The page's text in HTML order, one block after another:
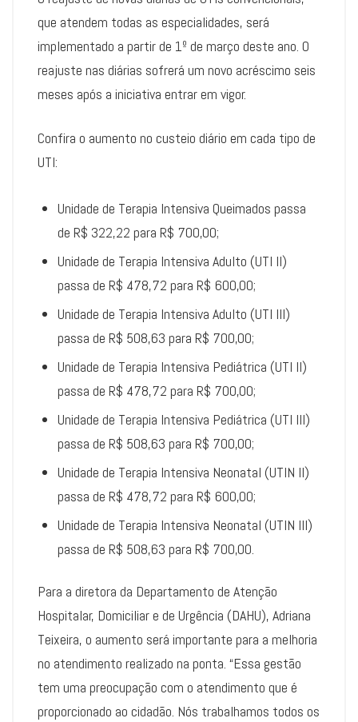
que atendem todas as especialidades, será
implementado a partir de 1º de março deste ano. O
reajuste nas diárias sofrerá um novo acréscimo seis
meses após a iniciativa entrar em vigor.
Confira o aumento no custeio diário em cada tipo de
UTI:
Unidade de Terapia Intensiva Queimados passa
de R$ 322,22 para R$ 700,00;
Unidade de Terapia Intensiva Adulto (UTI II)
passa de R$ 478,72 para R$ 600,00;
Unidade de Terapia Intensiva Adulto (UTI III)
passa de R$ 508,63 para R$ 700,00;
Unidade de Terapia Intensiva Pediátrica (UTI II)
passa de R$ 478,72 para R$ 700,00;
Unidade de Terapia Intensiva Pediátrica (UTI III)
passa de R$ 508,63 para R$ 700,00;
Unidade de Terapia Intensiva Neonatal (UTIN II)
passa de R$ 478,72 para R$ 600,00;
Unidade de Terapia Intensiva Neonatal (UTIN III)
passa de R$ 508,63 para R$ 700,00.
Para a diretora da Departamento de Atenção
Hospitalar, Domiciliar e de Urgência (DAHU), Adriana
Teixeira, o aumento será importante para a melhoria
no atendimento realizado na ponta. “Essa gestão
tem uma preocupação com o atendimento que é
proporcionado ao cidadão. Nós trabalhamos todos os